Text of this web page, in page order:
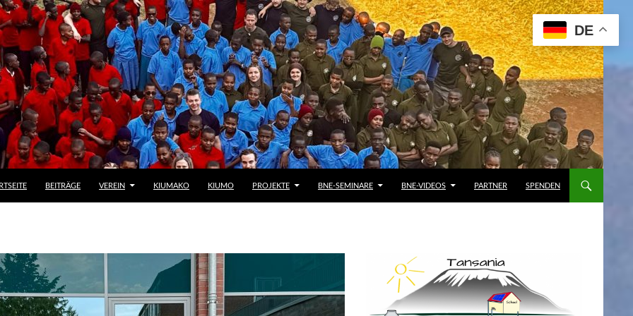
BEITRÄGE VEREIN KIUMAKO KIUMO PROJEKTE BNE-SEMINARE BNE-VIDEOS PARTNER SPENDEN
DE